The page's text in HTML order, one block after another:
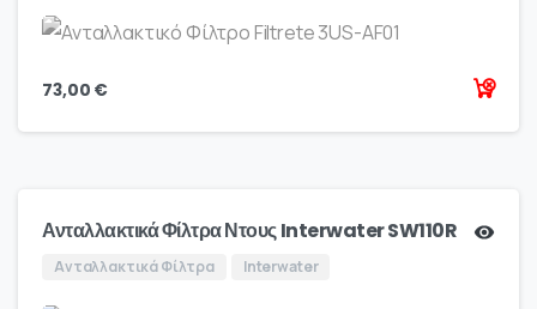
73,00 €
Ανταλλακτικά Φίλτρα Ντους Interwater SW110R
Ανταλλακτικά Φίλτρα Interwater